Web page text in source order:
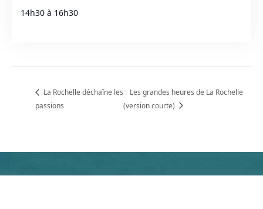
14h30 à 16h30
La Rochelle déchaîne les
passions
Les grandes heures de La Rochelle
(version courte)